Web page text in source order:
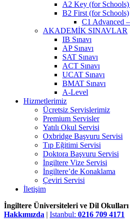
A2 Key (for
B2 First (for Schools)
C1 Advanced
AKADEMİK SINAVLAR
IB Sınavı
AP Sınavı
SAT Sınavı
ACT Sınavı
UCAT Sınavı
BMAT Sınavı
A-Level
Hizmetlerimiz
Ücretsiz Servislerimiz
Premium Servisler
Yatılı Okul Servisi
Oxbridge Başvuru Servisi
Tıp Eğitimi Servisi
Doktora Başvuru Servisi
İngiltere Vize Servisi
İngiltere’de Konaklama
Çeviri Servisi
İletişim
İngiltere Üniversiteleri ve Dil
Hakkımızda | Istanbul: 0216 709 4171